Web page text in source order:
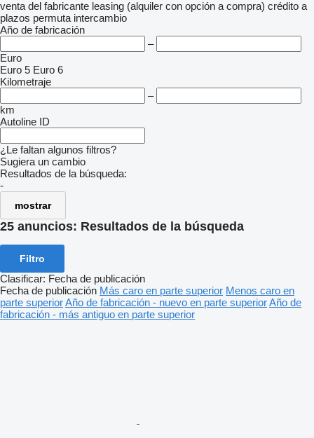
venta del fabricante leasing (alquiler con opción a compra) crédito a
plazos permuta intercambio
Año de fabricación
–
Euro
Euro 5 Euro 6
Kilometraje
–
km
Autoline ID
¿Le faltan algunos filtros?
Sugiera un cambio
Resultados de la búsqueda:
-
mostrar
25 anuncios: Resultados de la búsqueda
Filtro
Clasificar: Fecha de publicación
Fecha de publicación Más caro en parte superior Menos caro en
parte superiorAño de fabricación - nuevo en parte superiorAño de
fabricación - más antiguo en parte superior